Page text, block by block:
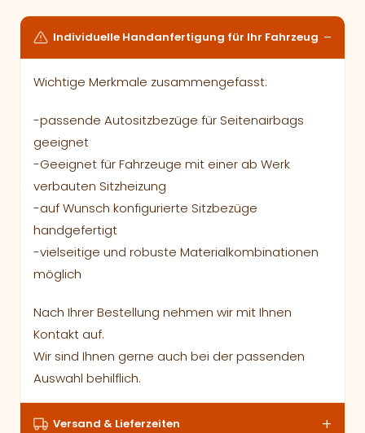
Individuelle Handanfertigung für Ihr Fahrzeug
Wichtige Merkmale zusammengefasst:
-passende Autositzbezüge für Seitenairbags
geeignet
-Geeignet für Fahrzeuge mit einer ab Werk
verbauten Sitzheizung
-auf Wunsch konfigurierte Sitzbezüge
handgefertigt
-vielseitige und robuste Materialkombinationen
möglich
Nach Ihrer Bestellung nehmen wir mit Ihnen
Kontakt auf.
Wir sind Ihnen gerne auch bei der passenden
Auswahl behilflich.
Versand & Lieferzeiten